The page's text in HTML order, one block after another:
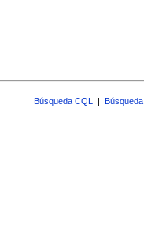
Búsqueda CQL |